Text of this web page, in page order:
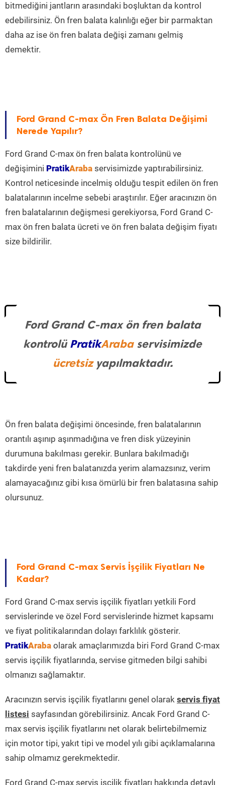
bitmediğini jantların arasındaki boşluktan da kontrol
edebilirsiniz. Ön fren balata kalınlığı eğer bir parmaktan
daha az ise ön fren balata değişi zamanı gelmiş
demektir.
Ford Grand C-max Ön Fren Balata Değişimi
Nerede Yapılır?
Ford Grand C-max ön fren balata kontrolünü ve
değişimini PratikAraba servisimizde yaptırabilirsiniz.
Kontrol neticesinde incelmiş olduğu tespit edilen ön fren
balatalarının incelme sebebi araştırılır. Eğer aracınızın ön
fren balatalarının değişmesi gerekiyorsa, Ford Grand C-
max ön fren balata ücreti ve ön fren balata değişim fiyatı
size bildirilir.
Ford Grand C-max ön fren balata
kontrolüPratikArabaservisimizde
ücretsizyapılmaktadır.
Ön fren balata değişimi öncesinde, fren balatalarının
orantılı aşınıp aşınmadığına ve fren disk yüzeyinin
durumuna bakılması gerekir. Bunlara bakılmadığı
takdirde yeni fren balatanızda yerim alamazsınız, verim
alamayacağınız gibi kısa ömürlü bir fren balatasına sahip
olursunuz.
Ford Grand C-max Servis İşçilik Fiyatları Ne
Kadar?
Ford Grand C-max servis işçilik fiyatları yetkili Ford
servislerinde ve özel Ford servislerinde hizmet kapsamı
ve fiyat politikalarından dolayı farklılık gösterir.
PratikAraba olarak amaçlarımızda biri Ford Grand C-max
servis işçilik fiyatlarında, servise gitmeden bilgi sahibi
olmanızı sağlamaktır.
Aracınızın servis işçilik fiyatlarını genel olarak servis fiyat
listesi sayfasından görebilirsiniz. Ancak Ford Grand C-
max servis işçilik fiyatlarını net olarak belirtebilmemiz
için motor tipi, yakıt tipi ve model yılı gibi açıklamalarına
sahip olmamız gerekmektedir.
Ford Grand C-max servis işçilik fiyatları hakkında detaylı